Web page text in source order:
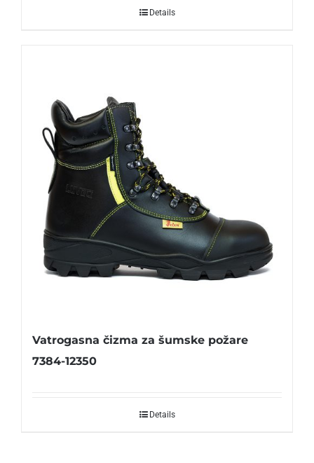
Details
Vatrogasna čizma za šumske požare
7384-12350
Details